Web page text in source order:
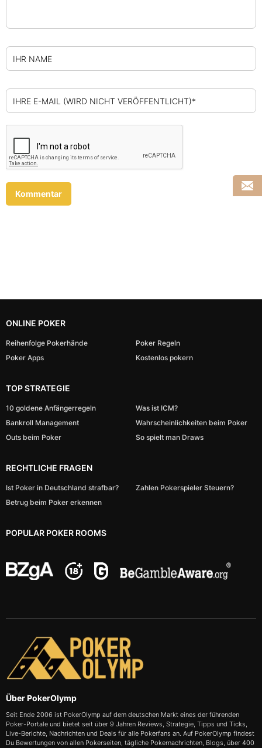
IHR NAME
IHRE E-MAIL (WIRD NICHT VERÖFFENTLICHT)*
ONLINE POKER
Reihenfolge Pokerhände
Poker Apps
Poker Regeln
Kostenlos pokern
TOP STRATEGIE
10 goldene Anfängerregeln
Bankroll Management
Outs beim Poker
Was ist ICM?
Wahrscheinlichkeiten beim Poker
So spielt man Draws
RECHTLICHE FRAGEN
Ist Poker in Deutschland strafbar?
Betrug beim Poker erkennen
Zahlen Pokerspieler Steuern?
POPULAR POKER ROOMS
Über PokerOlymp
Seit Ende 2006 ist PokerOlymp auf dem deutschen Markt eines der führenden
Poker-Portale und bietet seit über 9 Jahren Reviews, Strategie, Tipps und Ticks,
Live-Berichte, Nachrichten und Deals für alle Pokerfans an. Auf PokerOlymp findest
Du Bewertungen von allen Pokerseiten, tägliche Pokernachrichten, Blogs, über 400